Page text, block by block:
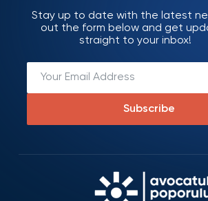
Stay up to date with the latest
out the form below and get
straight to your inbox!
Subscribe